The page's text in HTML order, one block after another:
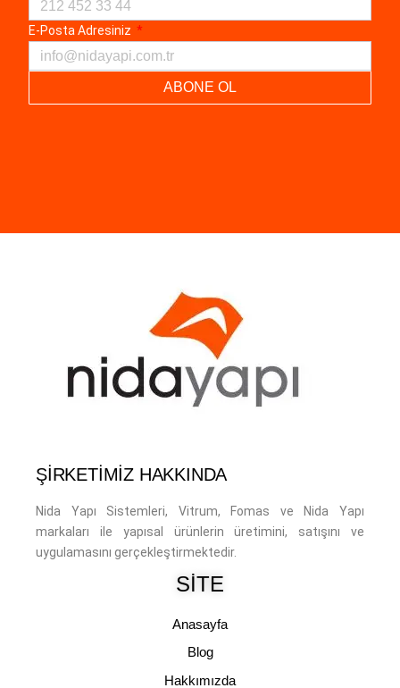
E-Posta Adresiniz
ABONE OL
ŞİRKETİMİZ HAKKINDA
Nida Yapı Sistemleri, Vitrum, Fomas ve Nida Yapı
markaları ile yapısal ürünlerin üretimini, satışını ve
uygulamasını gerçekleştirmektedir.
SITE
Anasayfa
Blog
Hakkımızda